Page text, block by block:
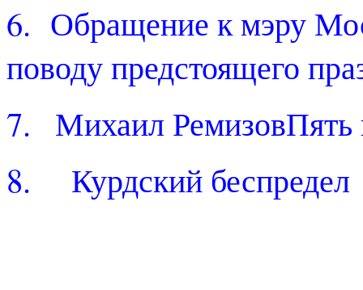
6. Обращение к мэру
поводу предстоящего
7.
Михаил
8.
Курдский